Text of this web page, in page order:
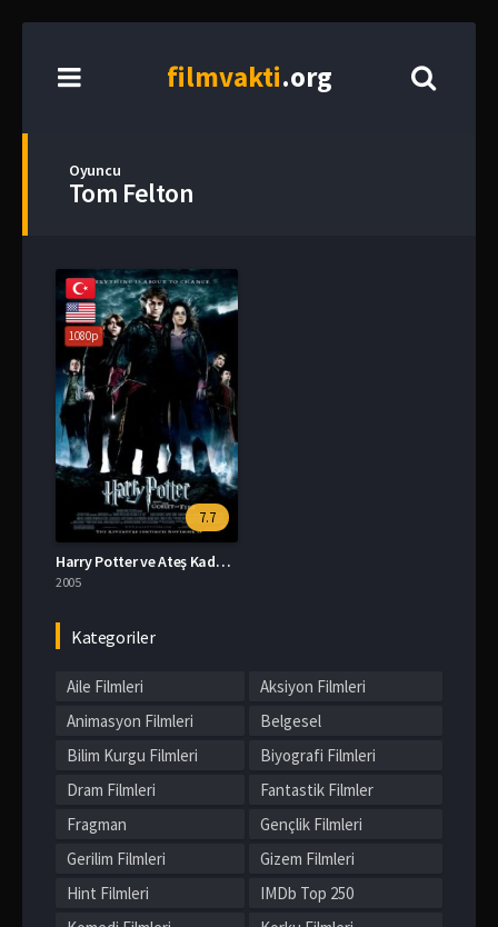
filmvakti.org
Oyuncu
Tom Felton
1080p
7.7
Harry Potter ve Ateş Kadehi izle
2005
Kategoriler
Aile Filmleri
Aksiyon Filmleri
Animasyon Filmleri
Belgesel
Bilim Kurgu Filmleri
Biyografi Filmleri
Dram Filmleri
Fantastik Filmler
Fragman
Gençlik Filmleri
Gerilim Filmleri
Gizem Filmleri
Hint Filmleri
IMDb Top 250